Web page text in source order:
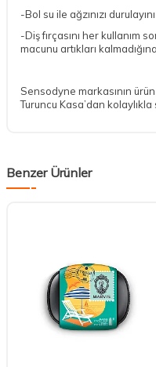
-Bol su ile ağzınızı
-Diş fırçasını her kullanım
macunu artıkları
Sensodyne markasının
Turuncu Kasa’dan
Benzer Ürünler